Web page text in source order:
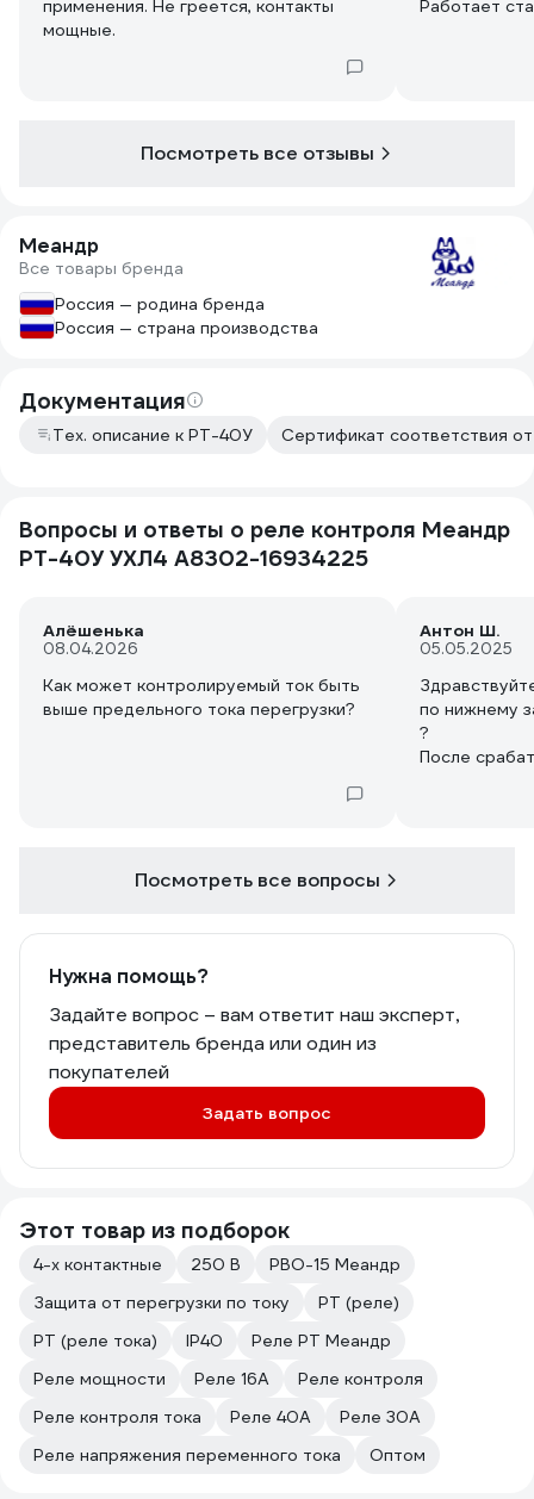
применения. Не греется, контакты
мощные.
Работает
Посмотреть все отзывы
Меандр
Все товары бренда
Россия — родина бренда
Россия — страна производства
Документация
Тех. описание к РТ-40У Сертификат соответствия
Вопросы и ответы о реле контроля Меандр
РТ-40У УХЛ4 A8302-16934225
Алёшенька
08.04.2026
Как может контролируемый ток быть
выше предельного тока перегрузки?
Антон Ш.
05.05.2025
по нижнему
?
После
Посмотреть все вопросы
Нужна помощь?
Задайте вопрос – вам ответит наш эксперт,
представитель бренда или один из
покупателей
Задать вопрос
Этот товар из подборок
4-х контактные 250 В
РВО-15 Меандр
Защита от перегрузки по току
РТ (реле)
РТ (реле тока)
IP40
Реле РТ Меандр
Реле мощности
Реле 16А
Реле контроля
Реле контроля тока
Реле 40А
Реле 30А
Реле напряжения переменного тока
Оптом